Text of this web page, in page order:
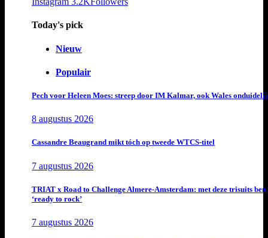
Today's pick
Nieuw
Populair
Pech voor Heleen Moes: streep door IM Kalmar, ook Wales
8 augustus 2026
Cassandre Beaugrand mikt tóch op tweede WTCS-titel
7 augustus 2026
TRIAT x Road to Challenge Almere-Amsterdam: met deze trisuits ben
‘ready to rock’
7 augustus 2026